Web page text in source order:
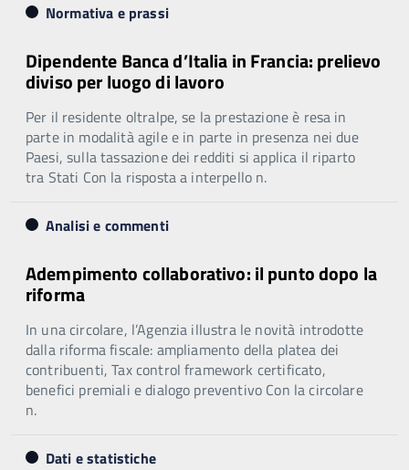
Normativa e prassi
Dipendente Banca d’Italia in Francia: prelievo
diviso per luogo di lavoro
Per il residente oltralpe, se la prestazione è resa in
parte in modalità agile e in parte in presenza nei due
Paesi, sulla tassazione dei redditi si applica il riparto
tra Stati Con la risposta a interpello n.
Analisi e commenti
Adempimento collaborativo: il punto dopo la
riforma
In una circolare, l’Agenzia illustra le novità introdotte
dalla riforma fiscale: ampliamento della platea dei
contribuenti, Tax control framework certificato,
benefici premiali e dialogo preventivo Con la circolare
n.
Dati e statistiche